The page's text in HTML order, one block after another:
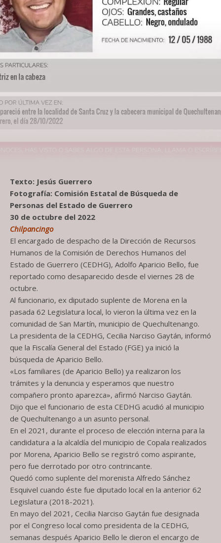
Texto: Jesús Guerrero
Fotografía: Comisión Estatal de Búsqueda de
Personas del Estado de Guerrero
30 de octubre del 2022
Chilpancingo
El encargado de despacho de la Dirección de Recursos
Humanos de la Comisión de Derechos Humanos del
Estado de Guerrero (CEDHG), Adolfo Aparicio Bello, fue
reportado como desaparecido desde el viernes 28 de
octubre.
Al funcionario, ex diputado suplente de Morena en la
pasada 62 Legislatura local, lo vieron la última vez en la
comunidad de San Martín, municipio de Quechultenango.
La presidenta de la CEDHG, Cecilia Narciso Gaytán, informó
que la Fiscalía General del Estado (FGE) ya inició la
búsqueda de Aparicio Bello.
«Los familiares (de Aparicio Bello) ya realizaron los
trámites y la denuncia y esperamos que nuestro
compañero pronto aparezca», afirmó Narciso Gaytán.
Dijo que el funcionario de esta CEDHG acudió al municipio
de Quechultenango a un asunto personal.
En el 2021, durante el proceso de elección interna para la
candidatura a la alcaldía del municipio de Copala realizados
por Morena, Aparicio Bello se registró como aspirante,
pero fue derrotado por otro contrincante.
Quedó como suplente del morenista Alfredo Sánchez
Esquivel cuando éste fue diputado local en la anterior 62
Legislatura (2018-2021).
En mayo del 2021, Cecilia Narciso Gaytán fue designada
por el Congreso local como presidenta de la CEDHG,
semanas después Aparicio Bello le dieron el encargo de